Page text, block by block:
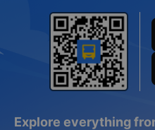
Explore everything